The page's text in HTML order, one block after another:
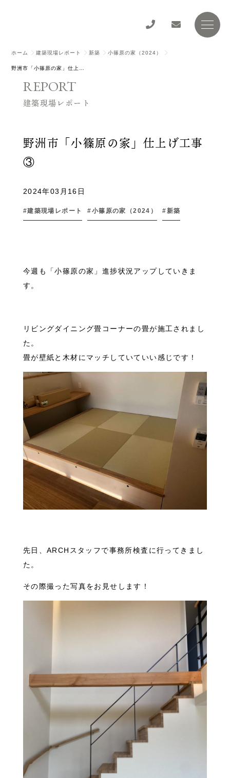
ホーム 建築現場レポート 新築 小篠原の家（2024）
REPORT
建築現場レポート
野洲市「小篠原の家」仕上げ工事
③
2024年03月16日
建築現場レポート 小篠原の家（2024） 新築
今週も「小篠原の家」進捗状況アップしていきま
す。
リビングダイニング畳コーナーの畳が施工されまし
た。
畳が壁紙と木材にマッチしていていい感じです！
先日、ARCHスタッフで事務所検査に行ってきまし
た。
その際撮った写真をお見せします！